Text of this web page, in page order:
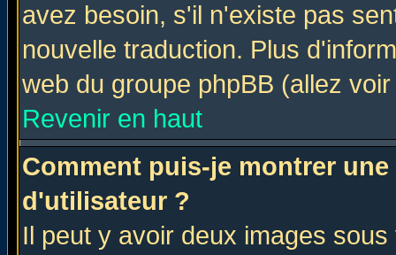
avez besoin, s'il n'existe pas
nouvelle traduction. Plus
web du groupe phpBB (allez
Revenir en haut
Comment puis-je montrer
d'utilisateur ?
Il peut y avoir deux images